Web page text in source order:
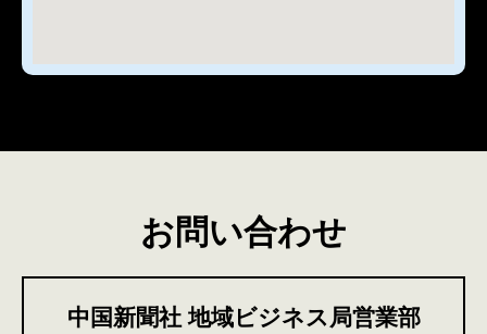
お問い合わせ
中国新聞社 地域ビジネス局営業部